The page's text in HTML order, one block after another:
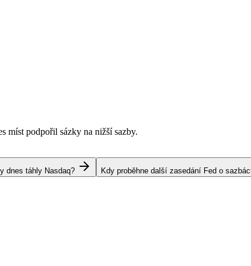
míst podpořil sázky na nižší sazby.
dnes táhly Nasdaq? Kdy proběhne další zasedání Fed o